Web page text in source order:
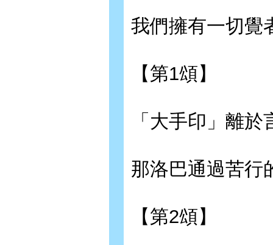
我們擁有一切覺
【第1頌】
「大手印」離於
那洛巴通過苦行
【第2頌】